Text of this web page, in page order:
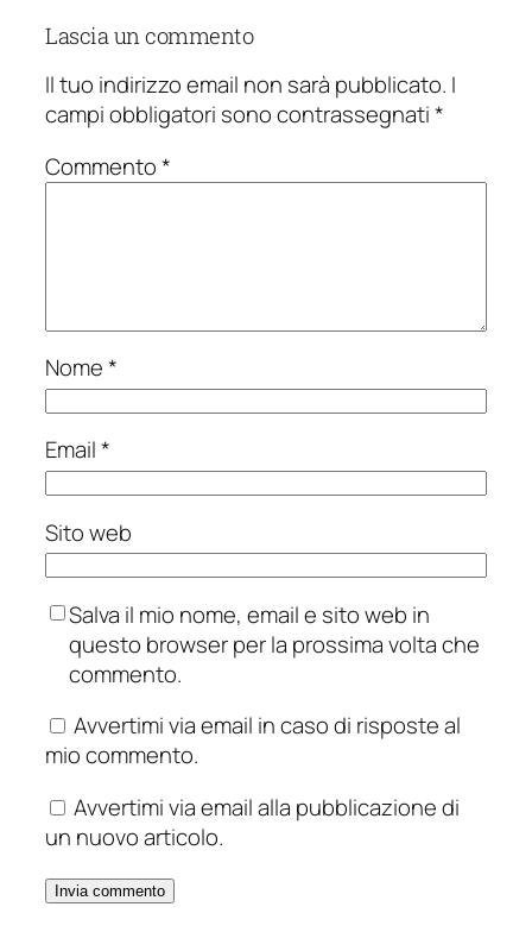
Lascia un commento
Il tuo indirizzo email non sarà pubblicato. I
campi obbligatori sono contrassegnati*
Commento*
Nome*
Email*
Sito web
Salva il mio nome, email e sito web in
questo browser per la prossima volta che
commento.
Avvertimi via email in caso di risposte al
mio commento.
Avvertimi via email alla pubblicazione di
un nuovo articolo.